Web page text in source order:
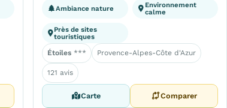
Ambiance nature
Environnement
calme
Près de sites
touristiques
Étoiles *** Provence-Alpes-Côte d'Azur
121 avis
Carte Comparer